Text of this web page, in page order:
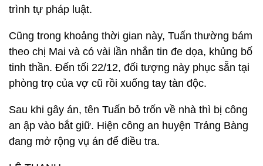
trình tự pháp luật.
Cũng trong khoảng thời gian này, Tuấn thường bám
theo chị Mai và có vài lần nhắn tin đe dọa, khủng bố
tinh thần. Đến tối 22/12, đối tượng này phục sẵn tại
phòng trọ của vợ cũ rồi xuống tay tàn độc.
Sau khi gây án, tên Tuấn bỏ trốn về nhà thì bị công
an ập vào bắt giữ. Hiện công an huyện Trảng Bàng
đang mở rộng vụ án để điều tra.